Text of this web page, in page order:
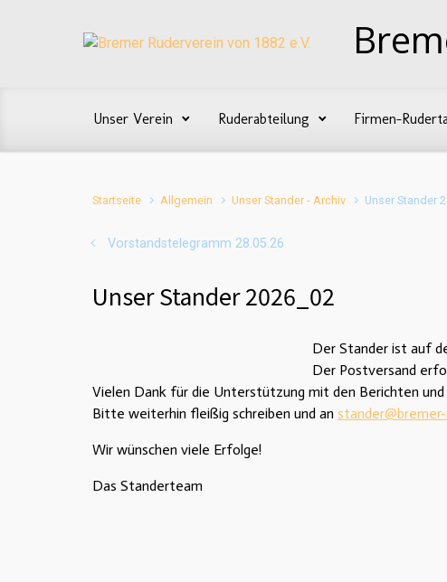
Unser Verein Ruderabteilung Firmen-
Startseite Allgemein Unser Stander - Archiv Unser Stander
Vorstandstelegramm 28.05.26
Unser Stander 2026_02
Der Stander ist auf
Der Postversand
Vielen Dank für die Unterstützung mit den Berichten
Bitte weiterhin fleißig schreiben und an
Wir wünschen viele Erfolge!
Das Standerteam